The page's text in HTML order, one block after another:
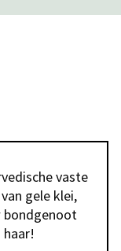
vaste
gele klei,
bondgenoot